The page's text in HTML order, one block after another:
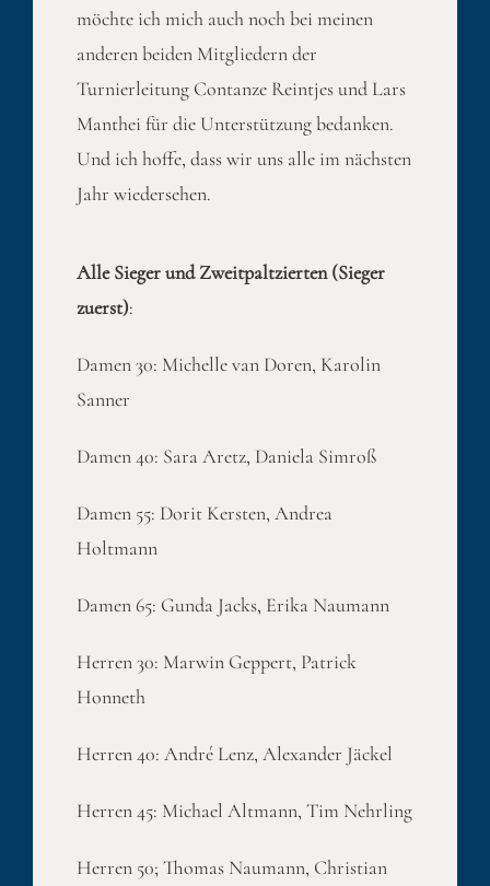
möchte ich mich auch noch bei meinen
anderen beiden Mitgliedern der
Turnierleitung Contanze Reintjes und Lars
Manthei für die Unterstützung bedanken.
Und ich hoffe, dass wir uns alle im nächsten
Jahr wiedersehen.
Alle Sieger und Zweitpaltzierten (Sieger
zuerst):
Damen 30: Michelle van Doren, Karolin
Sanner
Damen 40: Sara Aretz, Daniela Simroß
Damen 55: Dorit Kersten, Andrea
Holtmann
Damen 65: Gunda Jacks, Erika Naumann
Herren 30: Marwin Geppert, Patrick
Honneth
Herren 40: André Lenz, Alexander Jäckel
Herren 45: Michael Altmann, Tim Nehrling
Herren 50; Thomas Naumann, Christian